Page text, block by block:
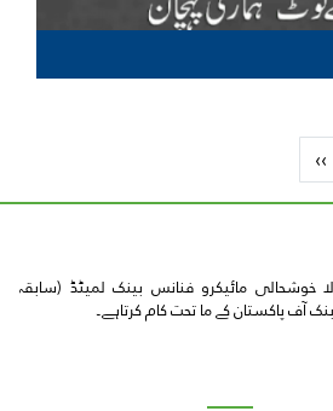
Next
page
››
والا خوشحالی مائیکرو فنانس بینک لمیٹڈ (سابقہ
آف پاکستان کے ما تحت کام کرتاہے۔